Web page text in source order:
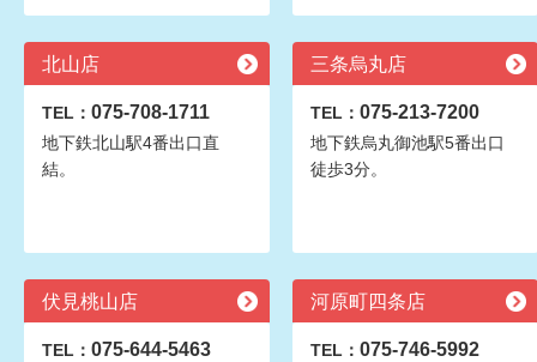
北山店
TEL： 075-708-1711
地下鉄北山駅4番出口直
結。
三条烏丸店
TEL： 075-213-7200
地下鉄烏丸御池駅5番出口
徒歩3分。
伏見桃山店
TEL： 075-644-5463
河原町四条店
TEL： 075-746-5992